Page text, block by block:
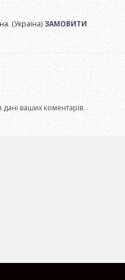
(Україна) ЗАМОВИТИ
ваших коментарів.